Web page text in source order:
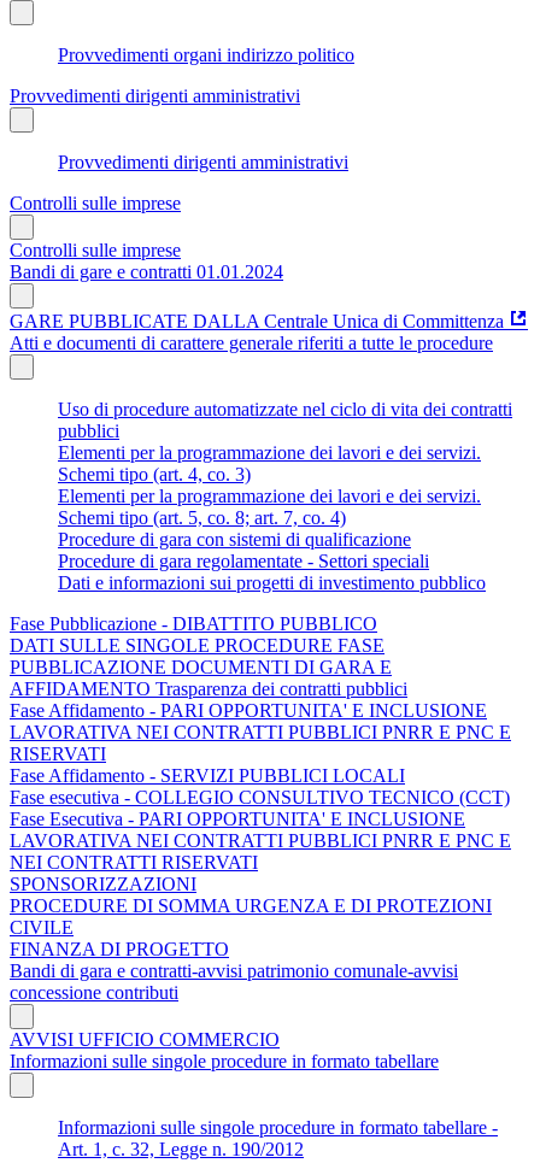
Provvedimenti organi indirizzo politico
Provvedimenti dirigenti amministrativi
Provvedimenti dirigenti amministrativi
Controlli sulle imprese
Controlli sulle imprese
Bandi di gare e contratti 01.01.2024
GARE PUBBLICATE DALLA Centrale Unica di Committenza
Atti e documenti di carattere generale riferiti a tutte le procedure
Uso di procedure automatizzate nel ciclo di vita dei contratti
pubblici
Elementi per la programmazione dei lavori e dei servizi.
Schemi tipo (art. 4, co. 3)
Elementi per la programmazione dei lavori e dei servizi.
Schemi tipo (art. 5, co. 8; art. 7, co. 4)
Procedure di gara con sistemi di qualificazione
Procedure di gara regolamentate - Settori speciali
Dati e informazioni sui progetti di investimento pubblico
Fase Pubblicazione - DIBATTITO PUBBLICO
DATI SULLE SINGOLE PROCEDURE FASE
PUBBLICAZIONE DOCUMENTI DI GARA E
AFFIDAMENTO Trasparenza dei contratti pubblici
Fase Affidamento - PARI OPPORTUNITA' E INCLUSIONE
LAVORATIVA NEI CONTRATTI PUBBLICI PNRR E PNC E
RISERVATI
Fase Affidamento - SERVIZI PUBBLICI LOCALI
Fase esecutiva - COLLEGIO CONSULTIVO TECNICO (CCT)
Fase Esecutiva - PARI OPPORTUNITA' E INCLUSIONE
LAVORATIVA NEI CONTRATTI PUBBLICI PNRR E PNC E
NEI CONTRATTI RISERVATI
SPONSORIZZAZIONI
PROCEDURE DI SOMMA URGENZA E DI PROTEZIONI
CIVILE
FINANZA DI PROGETTO
Bandi di gara e contratti-avvisi patrimonio comunale-avvisi
concessione contributi
AVVISI UFFICIO COMMERCIO
Informazioni sulle singole procedure in formato tabellare
Informazioni sulle singole procedure in formato tabellare -
Art. 1, c. 32, Legge n. 190/2012